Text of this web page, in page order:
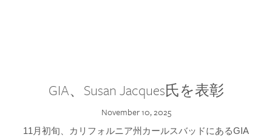
GIA、Susan Jacques氏を表彰
November 10, 2025
11月初旬、カリフォルニア州カールスバッドにあるGIA